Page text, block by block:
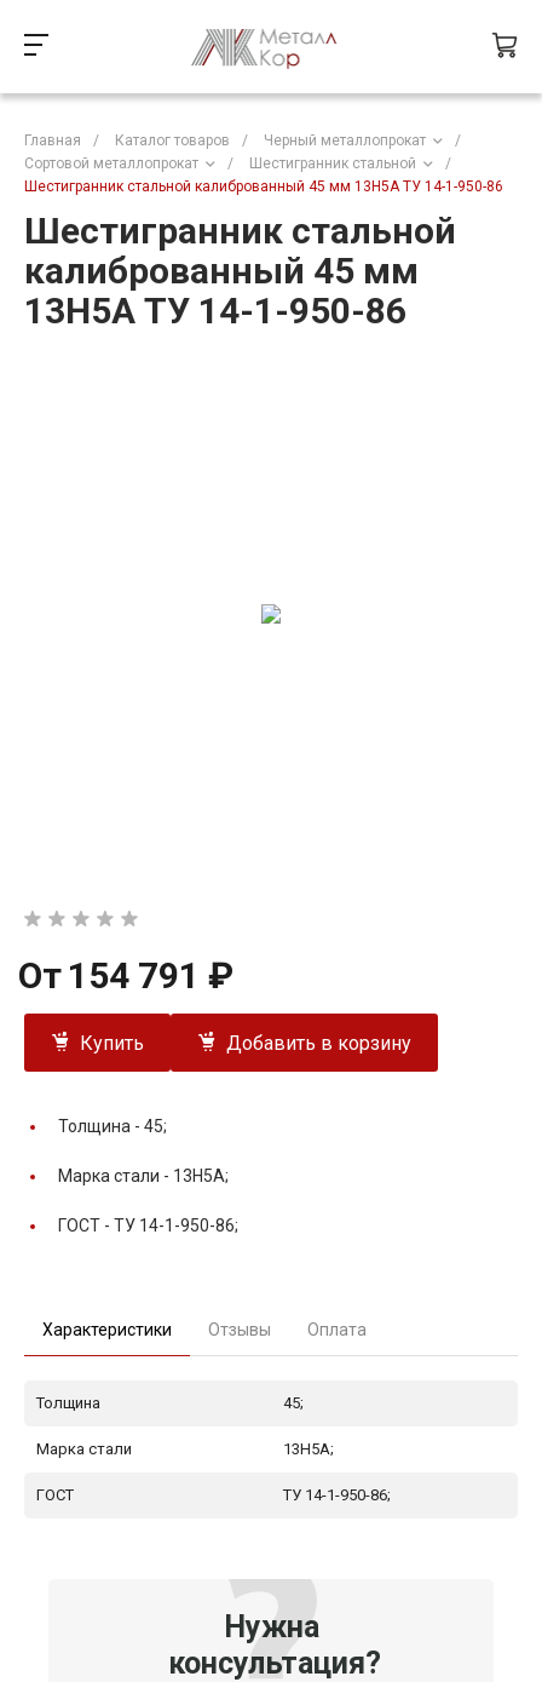
Главная / Каталог товаров / Черный металлопрокат
/
Сортовой металлопрокат
/ Шестигранник стальной
/
Шестигранник стальной калиброванный 45 мм 13Н5А ТУ 14-1-950-86
Шестигранник стальной
калиброванный 45 мм
13Н5А ТУ 14-1-950-86
От 154 791 ₽
Купить Добавить в корзину
Толщина - 45;
Марка стали - 13Н5А;
ГОСТ - ТУ 14-1-950-86;
Характеристики Отзывы Оплата
Толщина 45;
Марка стали 13Н5А;
ГОСТ ТУ 14-1-950-86;
Нужна
консультация?